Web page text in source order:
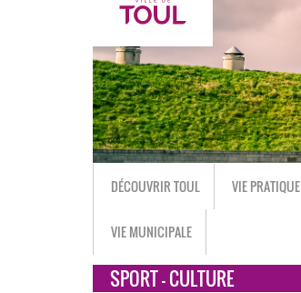
DÉCOUVRIR TOUL VIE PRATIQUE
VIE MUNICIPALE
SPORT - CULTURE